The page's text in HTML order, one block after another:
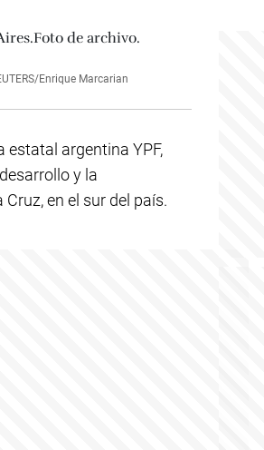
Enrique Marcarian
estatal argentina YPF,
y la
en el sur del país.